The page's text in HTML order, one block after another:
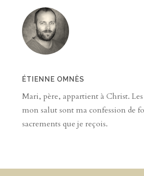
ÉTIENNE OMNÈS
Mari, père, appartient à Christ. Les
mon salut sont ma confession de
sacrements que je reçois.